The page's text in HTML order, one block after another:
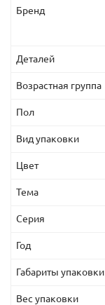
Бренд
Деталей
Возрастная группа
Пол
Вид упаковки
Цвет
Тема
Серия
Год
Габариты упаковки
Вес упаковки